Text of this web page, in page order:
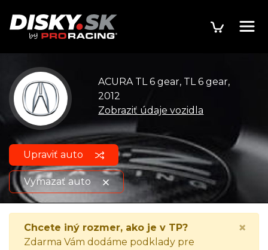
ACURA TL 6 gear, TL 6 gear,
2012
Zobraziť údaje vozidla
Upraviť auto
Vymazať auto
ACURA TL 6 gear, TL 6
gear, 2012
Zobraziť údaje o
vozidle
Chcete iný rozmer, ako je v TP?
Zdarma Vám dodáme podklady pre
×